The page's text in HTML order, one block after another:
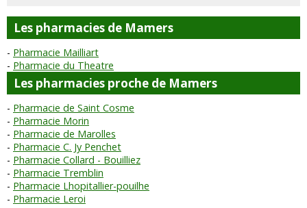
Les pharmacies de Mamers
Pharmacie Mailliart
Pharmacie du Theatre
Les pharmacies proche de Mamers
Pharmacie de Saint Cosme
Pharmacie Morin
Pharmacie de Marolles
Pharmacie C. Jy Penchet
Pharmacie Collard - Bouilliez
Pharmacie Tremblin
Pharmacie Lhopitallier-pouilhe
Pharmacie Leroi